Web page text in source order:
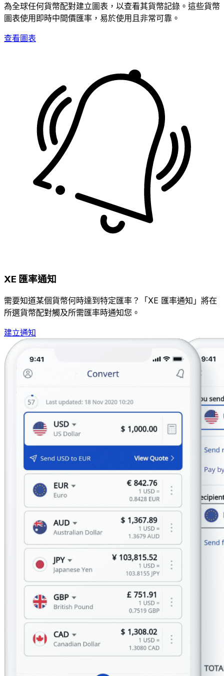
為全球任何貨幣配對建立圖表，以查看其貨幣記錄。這些貨幣
圖表使用即時中間價匯率，易於使用且非常可靠。
查看圖表
XE 匯率通知
需要知道某個貨幣何時達到特定匯率？「XE 匯率通知」將在
所選貨幣配對觸及所需匯率時通知您。
建立通知